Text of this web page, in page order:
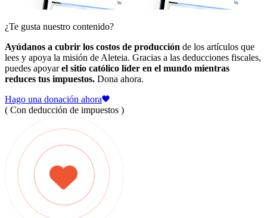
¿Te gusta nuestro contenido?
Ayúdanos a cubrir los costos de producción de los artículos que
lees y apoya la misión de Aleteia. Gracias a las deducciones fiscales,
puedes apoyarel sitio católico líder en el mundo mientras
reduces tus impuestos. Dona ahora.
Hago una donación ahora
( Con deducción de impuestos )